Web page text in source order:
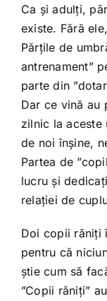
Ca și adulți,
existe. Fără
Părțile de
antrenament”
parte din
Dar ce vină au
zilnic la aceste
de noi înșine,
Partea de
lucru și
relației de
Doi copii răniți
pentru că
știe cum să
”Copii răniți”